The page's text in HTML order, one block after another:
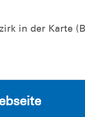
in der Karte